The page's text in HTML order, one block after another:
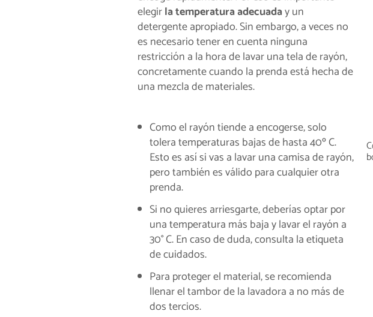
elegirla temperatura adecuaday un
detergente apropiado. Sin embargo, a veces no
es necesario tener en cuenta ninguna
restricción a la hora de lavar una tela de rayón,
concretamente cuando la prenda está hecha de
una mezcla de materiales.
Como el rayón tiende a encogerse, solo
tolera temperaturas bajas de hasta 40º C.
Esto es así si vas a lavar una camisa de rayón,
pero también es válido para cualquier otra
prenda.
Si no quieres arriesgarte, deberías optar por
una temperatura más baja y lavar el rayón a
30° C. En caso de duda, consulta la etiqueta
de cuidados.
Para proteger el material, se recomienda
llenar el tambor de la lavadora a no más de
dos tercios.